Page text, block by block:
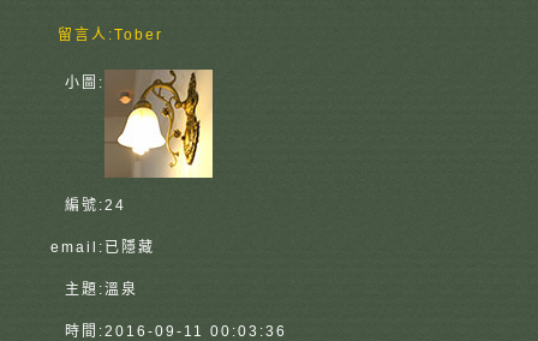
留言人:Tober
小圖:
編號:24
email: 已隱藏
主題:溫泉
時間:2016-09-11 00:03:36